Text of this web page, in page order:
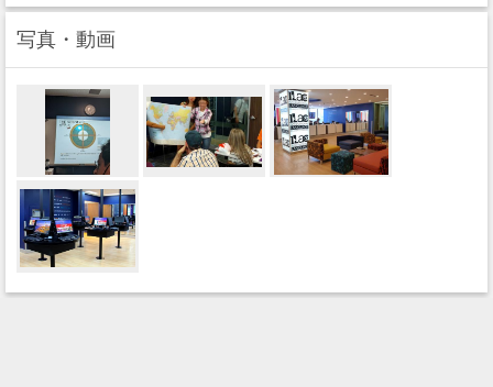
写真・動画